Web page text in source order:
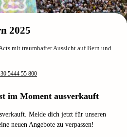
2025
mit traumhafter Aussicht auf Bern und
5444 55 800
im Moment ausverkauft
Melde dich jetzt für unseren
neuen Angebote zu verpassen!